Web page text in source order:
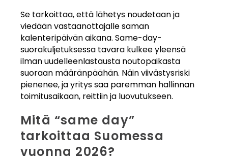
Se tarkoittaa, että lähetys noudetaan ja
viedään vastaanottajalle saman
kalenteripäivän aikana. Same-day-
suorakuljetuksessa tavara kulkee yleensä
ilman uudelleenlastausta noutopaikasta
suoraan määränpäähän. Näin viivästysriski
pienenee, ja yritys saa paremman hallinnan
toimitusaikaan, reittiin ja luovutukseen.
Mitä “same day”
tarkoittaa Suomessa
vuonna 2026?